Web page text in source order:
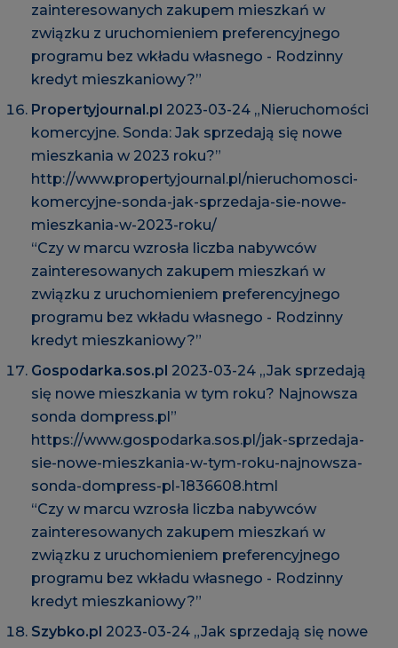
zainteresowanych zakupem mieszkań w
związku z uruchomieniem preferencyjnego
programu bez wkładu własnego - Rodzinny
kredyt mieszkaniowy?”
Propertyjournal.pl 2023-03-24 „Nieruchomości
komercyjne. Sonda: Jak sprzedają się nowe
mieszkania w 2023 roku?”
http://www.propertyjournal.pl/nieruchomosci-
komercyjne-sonda-jak-sprzedaja-sie-nowe-
mieszkania-w-2023-roku/
“Czy w marcu wzrosła liczba nabywców
zainteresowanych zakupem mieszkań w
związku z uruchomieniem preferencyjnego
programu bez wkładu własnego - Rodzinny
kredyt mieszkaniowy?”
Gospodarka.sos.pl 2023-03-24 „Jak sprzedają
się nowe mieszkania w tym roku? Najnowsza
sonda dompress.pl”
https://www.gospodarka.sos.pl/jak-sprzedaja-
sie-nowe-mieszkania-w-tym-roku-najnowsza-
sonda-dompress-pl-1836608.html
“Czy w marcu wzrosła liczba nabywców
zainteresowanych zakupem mieszkań w
związku z uruchomieniem preferencyjnego
programu bez wkładu własnego - Rodzinny
kredyt mieszkaniowy?”
Szybko.pl 2023-03-24 „Jak sprzedają się nowe